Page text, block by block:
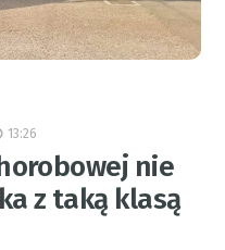
13:26
nie
z taką klasą